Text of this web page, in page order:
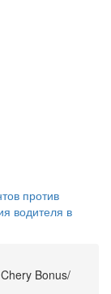
против
водителя в
Bonus/